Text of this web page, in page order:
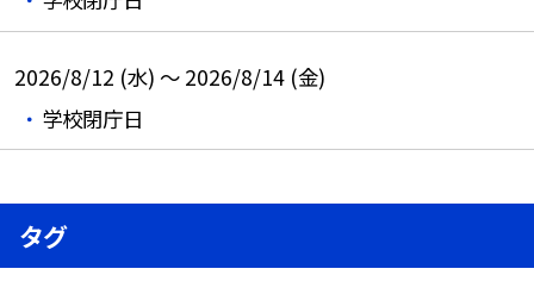
2026/8/12 (水) ～ 2026/8/14 (金)
学校閉庁日
タグ